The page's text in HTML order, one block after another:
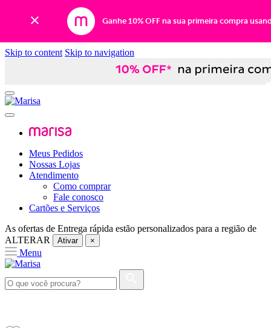
Ganhe 10% OFF na sua primeira compra
Skip to content Skip to navigation
Meus Pedidos
Nossas Lojas
Atendimento
Como comprar
Fale conosco
Cartões e Serviços
As ofertas de Entrega rápida estão personalizados para a região de
ALTERAR
Ativar ×
Menu